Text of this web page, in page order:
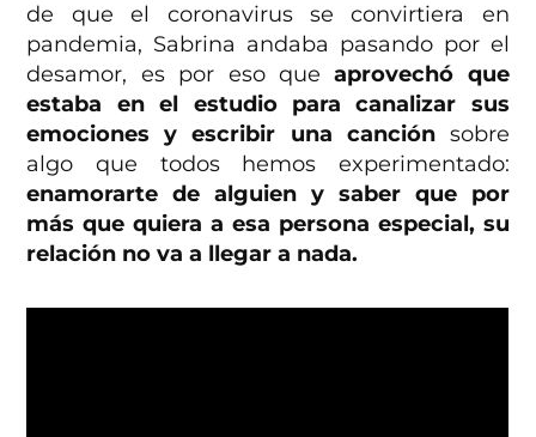
de que el coronavirus se convirtiera en
pandemia, Sabrina andaba pasando por el
desamor, es por eso queaprovechó que
estaba en el estudio para canalizar sus
emociones y escribir una canciónsobre
algo que todos hemos experimentado:
enamorarte de alguien y saber que por
más que quiera a esa persona especial, su
relación no va a llegar a nada.